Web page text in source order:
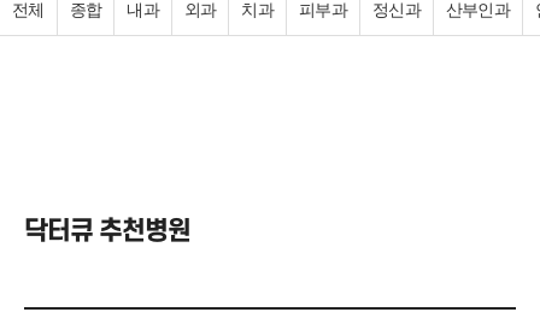
전체 종합 내과 외과 치과 피부과 정신과 산부인과
닥터큐 추천병원